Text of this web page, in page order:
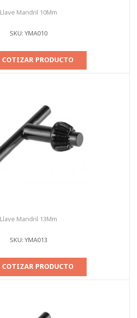
Llave Mandril 10Mm
SKU: YMA010
COTIZAR PRODUCTO
Llave Mandril 13Mm
SKU: YMA013
COTIZAR PRODUCTO